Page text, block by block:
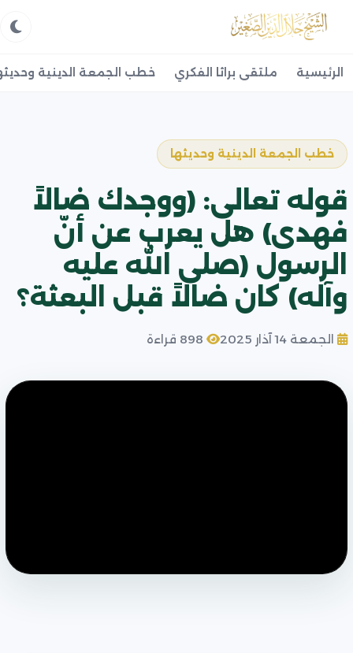
الرئيسية ملتقى براثا الفكري خطب الجمعة الدينية
خطب الجمعة الدينية وحديثها
قوله تعالى: (ووجدك ضالاً
فهدى) هل يعرب عن أنّ
الرسول (صلى الله عليه
وآله) كان ضالاً قبل البعثة؟
الجمعة 14 آذار 2025